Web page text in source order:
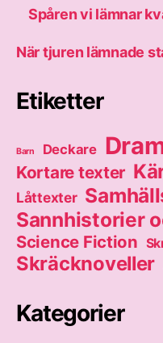
Spåren vi lämnar
När tjuren lämnade
Etiketter
Barn Deckare
Kortare texter
Låttexter
Sannhistorier
Science Fiction
Skräcknoveller
Kategorier